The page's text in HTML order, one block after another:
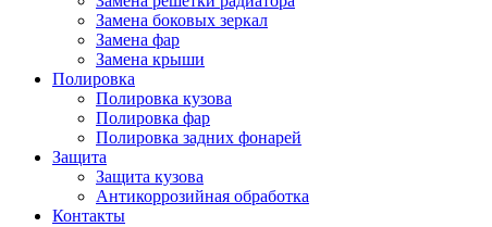
Замена боковых зеркал
Замена фар
Замена крыши
Полировка
Полировка кузова
Полировка фар
Полировка задних фонарей
Защита
Защита кузова
Антикоррозийная обработка
Контакты